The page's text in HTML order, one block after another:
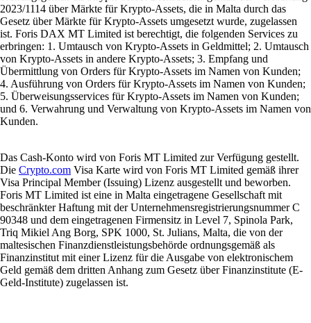
2023/1114 über Märkte für Krypto-Assets, die in Malta durch das
Gesetz über Märkte für Krypto-Assets umgesetzt wurde, zugelassen
ist. Foris DAX MT Limited ist berechtigt, die folgenden Services zu
erbringen: 1. Umtausch von Krypto-Assets in Geldmittel; 2. Umtausch
von Krypto-Assets in andere Krypto-Assets; 3. Empfang und
Übermittlung von Orders für Krypto-Assets im Namen von Kunden;
4. Ausführung von Orders für Krypto-Assets im Namen von Kunden;
5. Überweisungsservices für Krypto-Assets im Namen von Kunden;
und 6. Verwahrung und Verwaltung von Krypto-Assets im Namen von
Kunden.
Das Cash-Konto wird von Foris MT Limited zur Verfügung gestellt.
Die Crypto.com Visa Karte wird von Foris MT Limited gemäß ihrer
Visa Principal Member (Issuing) Lizenz ausgestellt und beworben.
Foris MT Limited ist eine in Malta eingetragene Gesellschaft mit
beschränkter Haftung mit der Unternehmensregistrierungsnummer C
90348 und dem eingetragenen Firmensitz in Level 7, Spinola Park,
Triq Mikiel Ang Borg, SPK 1000, St. Julians, Malta, die von der
maltesischen Finanzdienstleistungsbehörde ordnungsgemäß als
Finanzinstitut mit einer Lizenz für die Ausgabe von elektronischem
Geld gemäß dem dritten Anhang zum Gesetz über Finanzinstitute (E-
Geld-Institute) zugelassen ist.